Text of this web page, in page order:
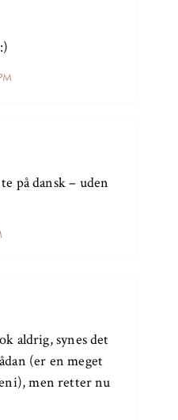
på dansk – uden
aldrig, synes det
(er en meget
men retter nu